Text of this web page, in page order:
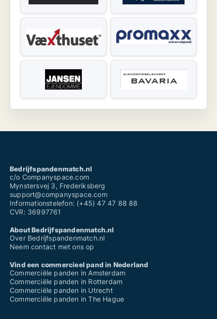
Bedrijfspandenmatch.nl
c/o Companyspace.com
Mynstersvej 3, Frederiksberg
support@companyspace.com
Informationstelefon: (+45) 47 47 88 88
CVR: 36997761
About Bedrijfspandenmatch.nl
Over Bedrijfspandenmatch.nl
Neem contact met ons op
Vind een commercieel pand in Nederland
Commerciële panden in Amsterdam
Commerciële panden in Rotterdam
Commerciële panden in Utrecht
Commerciële panden in The Hague